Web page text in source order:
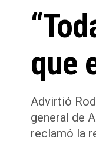
que
Advirtió
general de
reclamó la